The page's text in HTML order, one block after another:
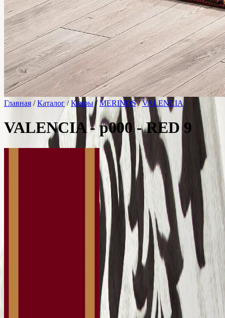
Главная /Каталог/Ковры/MERINOS/VALENCIA
VALENCIA - p000 - RED 9